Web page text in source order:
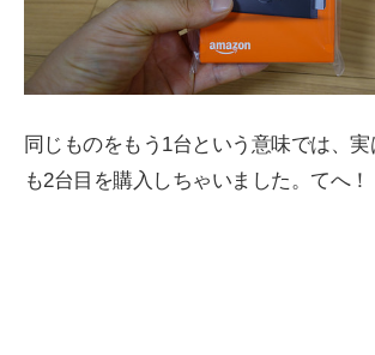
同じものをもう1台という意味では、
も2台目を購入しちゃいました。てへ！